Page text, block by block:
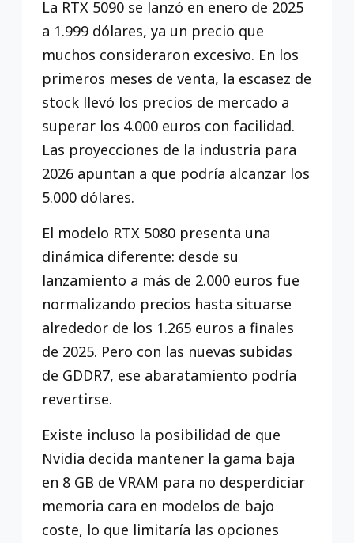
La RTX 5090 se lanzó en enero de 2025
a 1.999 dólares, ya un precio que
muchos consideraron excesivo. En los
primeros meses de venta, la escasez de
stock llevó los precios de mercado a
superar los 4.000 euros con facilidad.
Las proyecciones de la industria para
2026 apuntan a que podría alcanzar los
5.000 dólares.
El modelo RTX 5080 presenta una
dinámica diferente: desde su
lanzamiento a más de 2.000 euros fue
normalizando precios hasta situarse
alrededor de los 1.265 euros a finales
de 2025. Pero con las nuevas subidas
de GDDR7, ese abaratamiento podría
revertirse.
Existe incluso la posibilidad de que
Nvidia decida mantener la gama baja
en 8 GB de VRAM para no desperdiciar
memoria cara en modelos de bajo
coste, lo que limitaría las opciones